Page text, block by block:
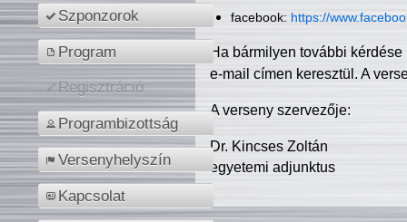
Szponzorok
Program
Regisztráció
Programbizottság
Versenyhelyszín
Kapcsolat
facebook: https://
Ha bármilyen további
e-mail címen keresztül. A
A verseny szervezője:
Dr. Kincses Zoltán
egyetemi adjunktus